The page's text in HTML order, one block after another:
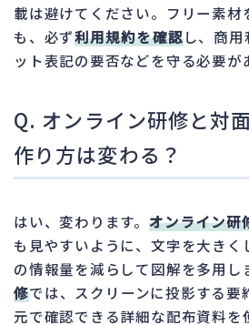
載は避けてください。フリー素材
も、必ず利用規約を確認し、商用
ット表記の要否などを守る必要が
Q. オンライン研修と対
作り方は変わる？
はい、変わります。 オンライン研
も見やすいように、文字を大きく
の情報量を減らして図解を多用し
修では、スクリーンに投影する要
元で確認できる詳細な配布資料を